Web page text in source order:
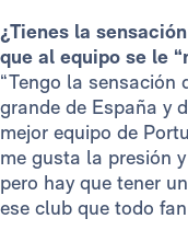
¿Tienes la
que al equipo se le
“Tengo la sensación
grande de España y
mejor equipo de
me gusta la presión
pero hay que tener
ese club que todo fan